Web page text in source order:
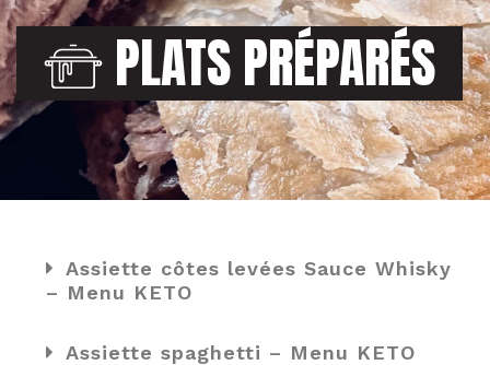
PLATS PRÉPARÉS
Assiette côtes levées Sauce Whisky
– Menu KETO
Assiette spaghetti – Menu KETO